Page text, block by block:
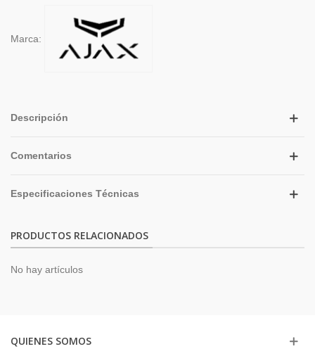
Marca:
Descripción
Comentarios
Especificaciones Técnicas
PRODUCTOS RELACIONADOS
No hay artículos
QUIENES SOMOS